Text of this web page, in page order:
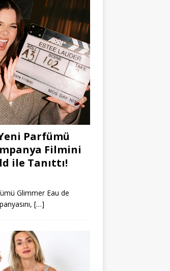
Parfümü
Filmini
ile Tanıttı!
Glimmer Eau de
[…]